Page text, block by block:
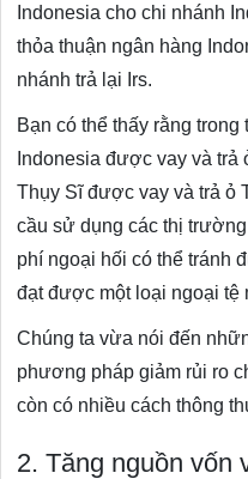
Indonesia cho chi nhánh
thỏa thuận ngân hàng
nhánh trả lại Irs.
Bạn có thể thấy rằng
Indonesia được vay và
Thụy Sĩ được vay và trả ỏ
cầu sử dụng các thị
phí ngoại hối có thể tránh
đạt được một loại ngoại tệ
Chúng ta vừa nói đến
phương pháp giảm rủi ro
còn có nhiều cách thông
2. Tăng nguồn vốn